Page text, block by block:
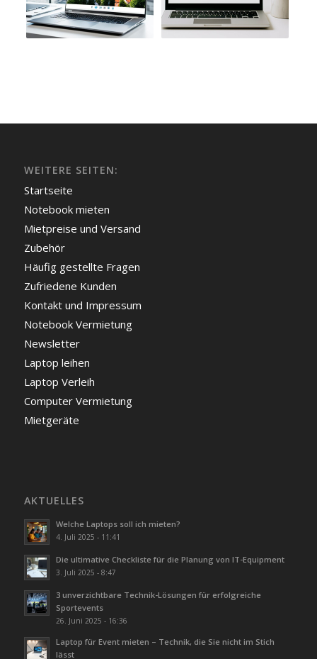
WEITERE SEITEN:
Startseite
Notebook mieten
Mietpreise und Versand
Zubehör
Häufig gestellte Fragen
Zufriedene Kunden
Kontakt und Impressum
Notebook Vermietung
Newsletter
Laptop leihen
Laptop Verleih
Computer Vermietung
Mietgeräte
AKTUELLES
Welche Laptops soll ich mieten?
4. Juli 2025 - 11:41
Die ultimative Checkliste für die Planung von IT-Equipment
3. Juli 2025 - 8:47
3 unverzichtbare Technik-Lösungen für erfolgreiche
Sportevents
26. Juni 2025 - 16:36
Laptop für Event mieten – Technik, die Sie nicht im Stich
lässt